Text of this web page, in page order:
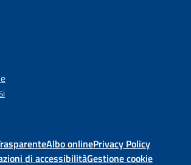
Albo onlinePrivacy Policy
di accessibilitàGestione cookie